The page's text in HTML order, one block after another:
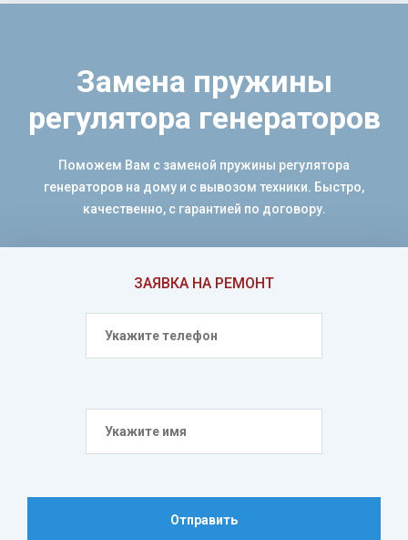
ЗАЯВКА НА РЕМОНТ
Отправить
Замена пружины
регулятора генераторов
Поможем Вам с заменой пружины регулятора
генераторов на дому и с вывозом техники. Быстро,
качественно, с гарантией по договору.